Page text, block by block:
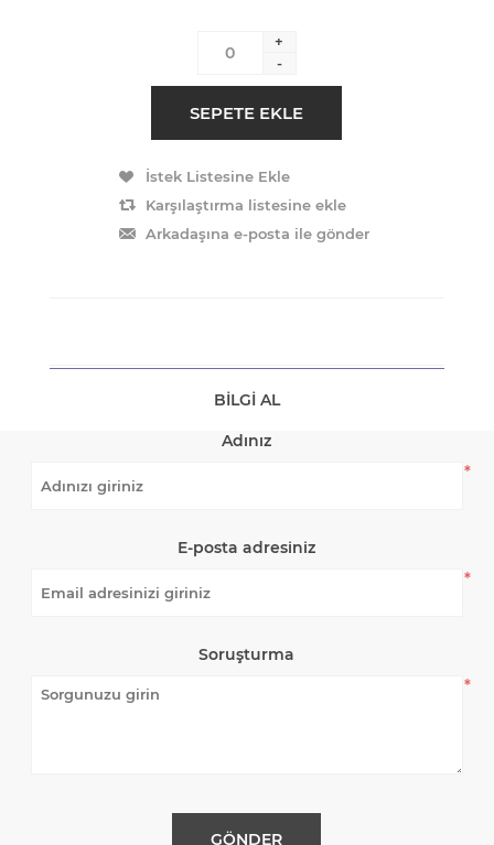
+
-
BILGI AL
Adınız
*
E-posta adresiniz
*
Soruşturma
*